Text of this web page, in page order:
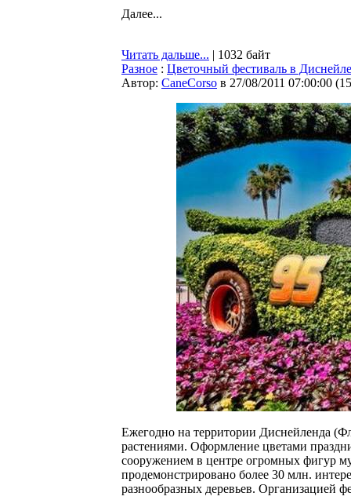
Далее...
Читать дальше... | 1032 байт
Разное : Цветочный фестиваль в
Автор: CaneCorso в 27/08/2011 07:00:00 (
Ежегодно на территории Диснейленда
растениями. Оформление цветами
сооружением в центре огромных фигур
продемонстрировано более 30 млн.
разнообразных деревьев. Организацией